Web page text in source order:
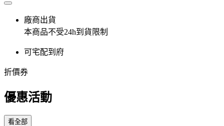
廠商出貨
本商品不受24h到貨限制
可宅配到府
折價券
優惠活動
看全部